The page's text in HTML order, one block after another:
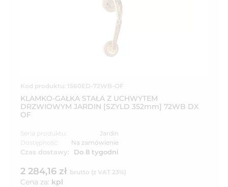
Kod produktu: 1560ED-72WB-OF
KLAMKO-GAŁKA STAŁA Z UCHWYTEM
DRZWIOWYM JARDIN [SZYLD 352mm] 72WB DX
OF
Seria produktu:
Jardin
Dostępność:
Na zamówienie
Czas dostawy: Do 8 tygodni
2 284,16 zł brutto (z VAT 23%)
Cena za: kpl